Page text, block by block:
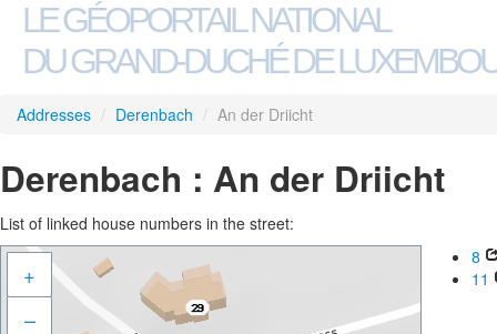
LE GÉOPORTAIL NATIONAL
DU GRAND-DUCHÉ DE
Addresses / Derenbach / An der Driicht
Derenbach : An der Driicht
List of linked house numbers in the street:
+
–
8
11